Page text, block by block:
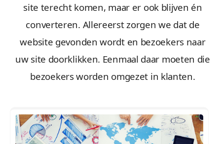
site terecht komen, maar er ook blijven én
converteren. Allereerst zorgen we dat de
website gevonden wordt en bezoekers naar
uw site doorklikken. Eenmaal daar moeten die
bezoekers worden omgezet in klanten.